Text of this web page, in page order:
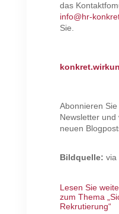
das
info@hr-
Sie.
Abonnieren
Newsletter und
neuen
Bildquelle: via
Lesen Sie
zum Thema
Rekrutierung“